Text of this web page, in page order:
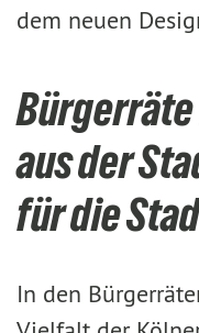
dem neuen
aus der
für die
In den